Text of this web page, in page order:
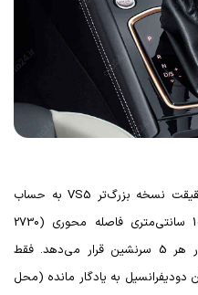
نسخه بزرگ‌تر VS5 به حساب
می‌آید و با توجه به افزایش حدود 10 سانتی‌متری فاصله محوری (2730
میلی‌متر) فضای بسیار خوبی در اختیار هر 5 سرنشین قرار می‌دهد. فقط
به یادگار مانده (محل